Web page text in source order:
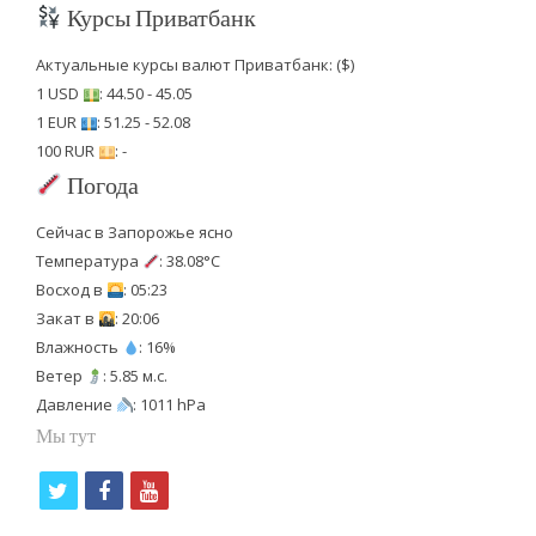
Курсы Приватбанк
Актуальные курсы валют Приватбанк: ($)
1 USD
: 44.50 - 45.05
1 EUR
: 51.25 - 52.08
100 RUR
: -
Погода
Сейчас в Запорожье ясно
Температура
: 38.08°C
Восход в
: 05:23
Закат в
: 20:06
Влажность
: 16%
Ветер
: 5.85 м.с.
Давление
: 1011 hPa
Мы тут
f
y